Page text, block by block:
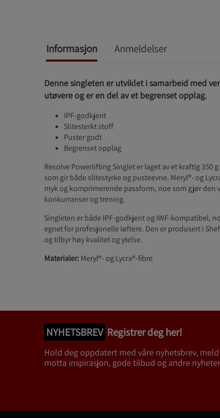
Informasjon Anmeldelser
Denne singleten er utviklet i samarbeid med
utøvere og er en del av et begrenset opplag.
IPF-godkjent
Slitesterkt stoff
Puster godt
Begrenset opplag
Resolve Powerlifting Singlet er laget av et kraftig 350
som gir både slitestyrke og pusteevne. Meryl®- og
myk og komprimerende passform, noe som gjør den
konkurranser og trening.
Singleten er både IPF-godkjent og IWF-kompatibel,
egnet for profesjonelle løftere. Den er produsert i
og tilbyr høy kvalitet og ytelse.
Materialer:Meryl®- og Lycra®-fibre
NYHETSBREV Registrer deg her!
Hold deg oppdatert med våre nyhetsbrev,
motta inspirasjon, gode tilbud og andre